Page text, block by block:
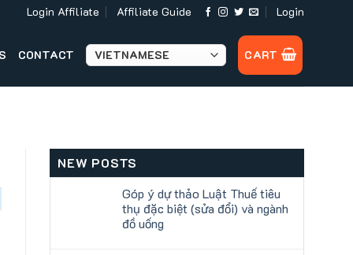
Login Affiliate Affiliate Guide Login
CONTACT CART
NEW POSTS
Góp ý dự thảo Luật Thuế tiêu
thụ đặc biệt (sửa đổi) và ngành
đồ uống